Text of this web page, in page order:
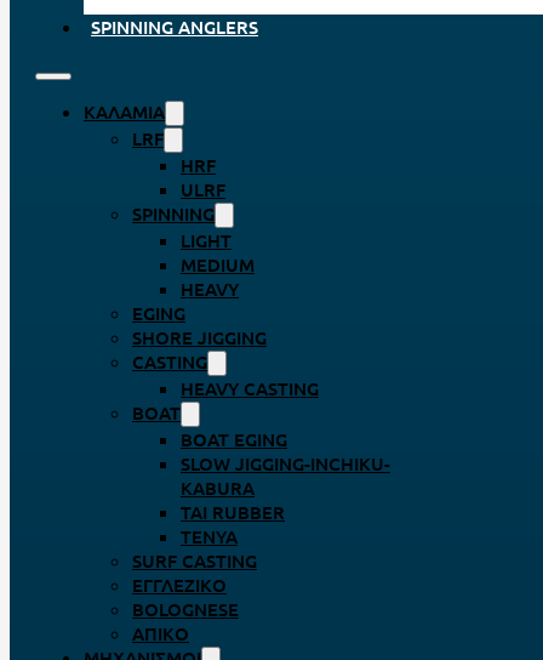
SPINNING ANGLERS
ΚΑΛΆΜΙΑ
LRF
HRF
ULRF
SPINNING
LIGHT
MEDIUM
HEAVY
EGING
SHORE JIGGING
CASTING
HEAVY CASTING
BOAT
BOAT EGING
SLOW JIGGING-INCHIKU-
KABURA
TAI RUBBER
TENYA
SURF CASTING
ΕΓΓΛΈΖΙΚΟ
BOLOGNESE
ΑΠΊΚΟ